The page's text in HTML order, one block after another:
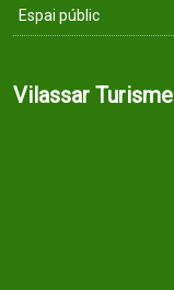
Espai públic
Vilassar Turisme